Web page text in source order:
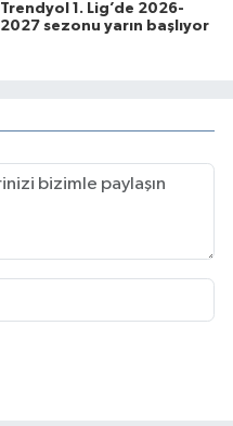
Trendyol 1. Lig’de 2026-
2027 sezonu yarın başlıyor